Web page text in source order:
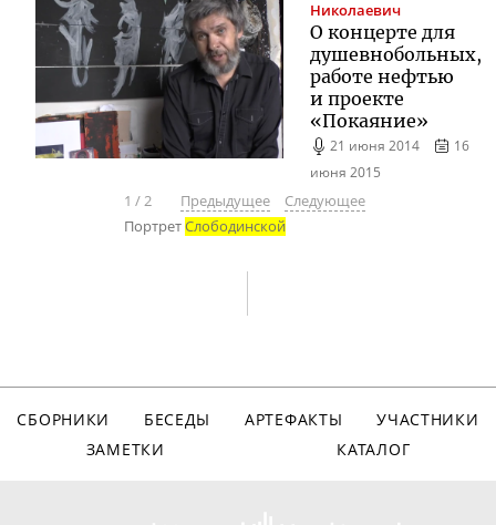
Николаевич
О концерте для
душевнобольных,
работе нефтью
и проекте
«Покаяние»
21 июня 2014
16
июня 2015
1 /2 Предыдущее
Следующее
ПортретСлободинской
СБОРНИКИ БЕСЕДЫ АРТЕФАКТЫ
УЧАСТНИКИ
ЗАМЕТКИ
КАТАЛОГ